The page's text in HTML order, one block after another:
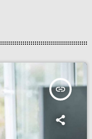
insert_link